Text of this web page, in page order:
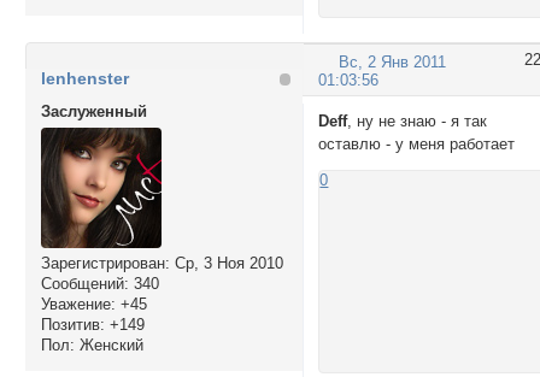
22
Вс, 2 Янв 2011
01:03:56
lenhenster
Заслуженный
Зарегистрирован: Ср, 3 Ноя 2010
Сообщений: 340
Уважение: +45
Позитив: +149
Пол: Женский
Deff, ну не знаю - я так
оставлю - у меня работает
0